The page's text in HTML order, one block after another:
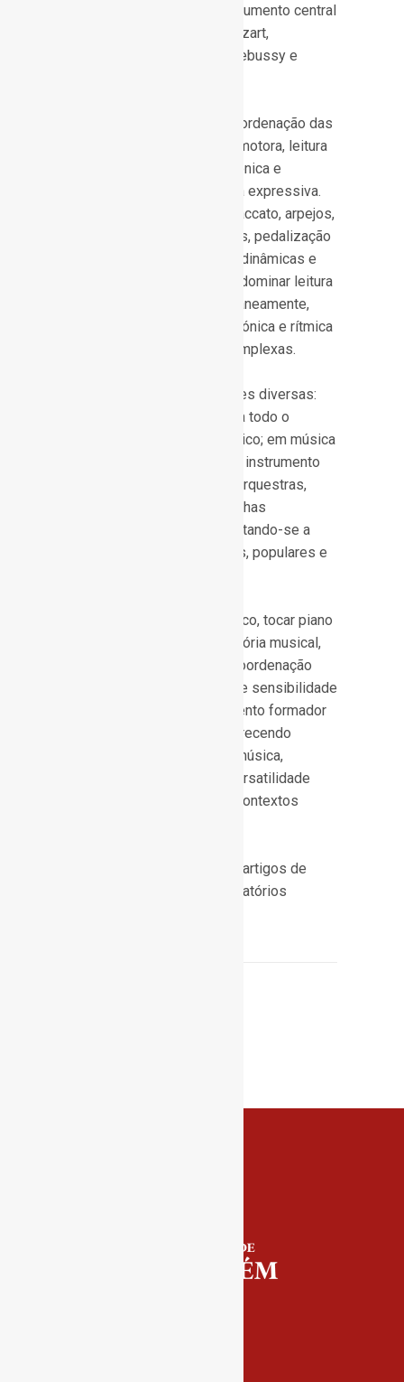
consolidando-se como instrumento central
em compositores como Mozart,
Beethoven, Chopin, Liszt, Debussy e
O estudo do piano exige coordenação das
duas mãos, independência motora, leitura
polifónica, percepção harmónica e
desenvolvimento de técnica expressiva.
Técnicas incluem legato, staccato, arpejos,
escalas, acordes complexos, pedalização
e interpretação de nuances dinâmicas e
fraseados. O pianista deve dominar leitura
em clave de sol e fá simultaneamente,
além de compreensão harmónica e rítmica
para execução de peças complexas.
O piano desempenha funções diversas:
em repertórios solo, explora todo o
potencial expressivo e técnico; em música
de câmara, integra-se como instrumento
harmónico e melódico; em orquestras,
complementa ou destaca linhas
específicas. É versátil, adaptando-se a
estilos clássicos, modernos, populares e
Do ponto de vista pedagógico, tocar piano
desenvolve disciplina, memória musical,
independência das mãos, coordenação
motora, percepção auditiva e sensibilidade
interpretativa. É um instrumento formador
de músicos completos, oferecendo
compreensão profunda da música,
capacidade expressiva e versatilidade
para atuação em múltiplos contextos
Wikipedia – Piano; artigos de
pedagogia musical; conservatórios